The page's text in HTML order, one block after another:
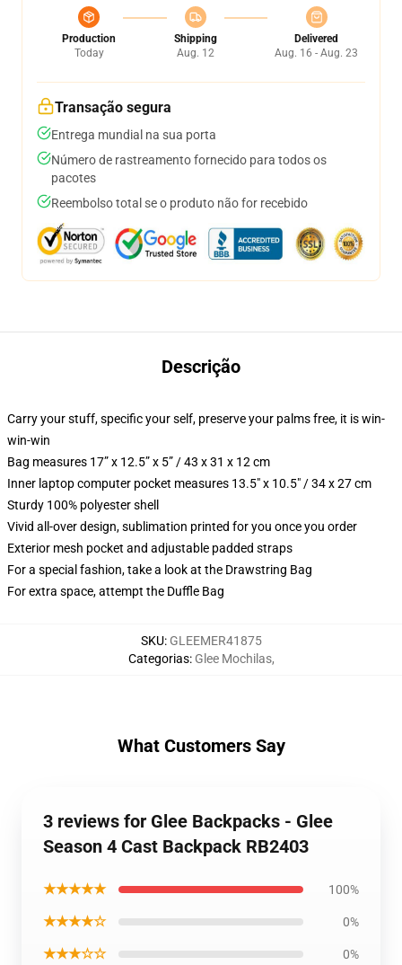
Production
Today
Shipping
Aug. 12
Delivered
Aug. 16 - Aug. 23
Transação segura
Entrega mundial na sua porta
Número de rastreamento fornecido para todos os
pacotes
Reembolso total se o produto não for recebido
Descrição
Carry your stuff, specific your self, preserve your palms free, it is win-
win-win
Bag measures 17” x 12.5” x 5” / 43 x 31 x 12 cm
Inner laptop computer pocket measures 13.5" x 10.5" / 34 x 27 cm
Sturdy 100% polyester shell
Vivid all-over design, sublimation printed for you once you order
Exterior mesh pocket and adjustable padded straps
For a special fashion, take a look at the Drawstring Bag
For extra space, attempt the Duffle Bag
SKU: GLEEMER41875
Categorias: Glee Mochilas,
What Customers Say
3 reviews for Glee Backpacks - Glee
Season 4 Cast Backpack RB2403
★★★★★ 100%
★★★★☆ 0%
★★★☆☆ 0%